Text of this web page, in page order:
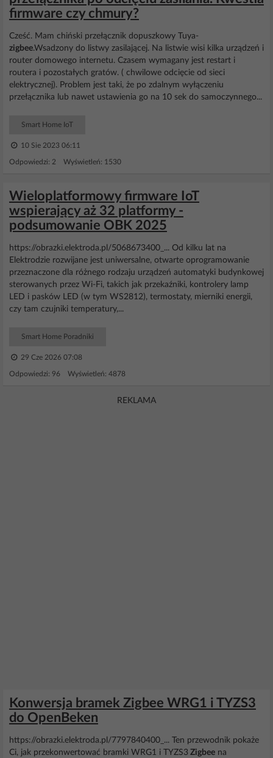
firmware czy chmury?
Cześć. Mam chiński przełącznik dopuszkowy Tuya-
zigbee.Wsadzony do listwy zasilającej. Na listwie wisi kilka urządzeń i
router domowego internetu. Czasem wymagany jest restart i
routera i pozostałych gratów. ( chwilowe odcięcie od sieci
elektrycznej). Problem jest taki, że po zdalnym wyłączeniu
przełącznika lub nawet ustawienia go na 10 sek do samoczynnego...
Smart Home IoT
10 Sie 2023 06:11
Odpowiedzi: 2 Wyświetleń: 1530
Wieloplatformowy firmware IoT
wspierający aż 32 platformy -
podsumowanie OBK 2025
https://obrazki.elektroda.pl/5068673400_... Od kilku lat na
Elektrodzie rozwijane jest uniwersalne, otwarte oprogramowanie
przeznaczone dla różnego rodzaju urządzeń automatyki budynkowej
sterowanych przez Wi-Fi, takich jak przekaźniki, kontrolery lamp
LED i pasków LED (w tym WS2812), termostaty, mierniki energii,
czy tam czujniki temperatury,...
Smart Home Poradniki
29 Cze 2026 07:08
Odpowiedzi: 96 Wyświetleń: 4878
REKLAMA
Konwersja bramek Zigbee WRG1 i TYZS3
do OpenBeken
https://obrazki.elektroda.pl/7797840400_... Ten przewodnik pokaże
Ci, jak przekonwertować bramki WRG1 i TYZS3 Zigbee na